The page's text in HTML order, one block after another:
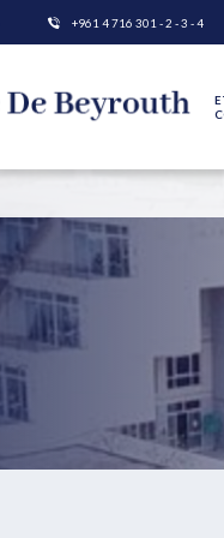
+961 4 716 301 - 2 - 3 - 4